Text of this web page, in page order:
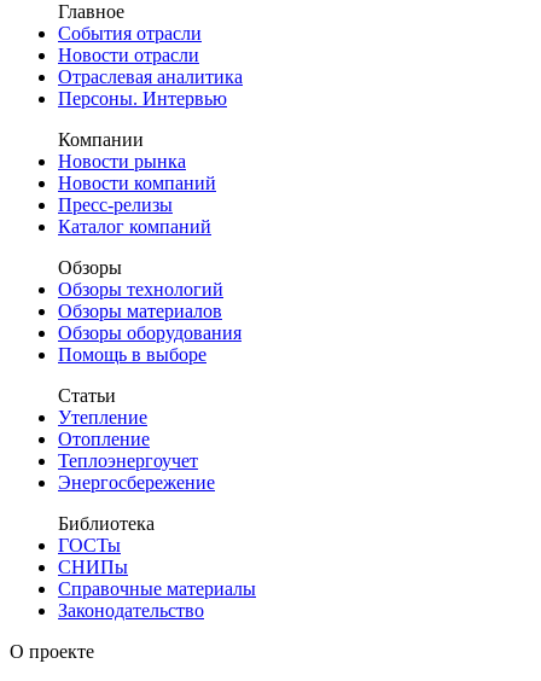
Главное
События отрасли
Новости отрасли
Отраслевая аналитика
Персоны. Интервью
Компании
Новости рынка
Новости компаний
Пресс-релизы
Каталог компаний
Обзоры
Обзоры технологий
Обзоры материалов
Обзоры оборудования
Помощь в выборе
Статьи
Утепление
Отопление
Теплоэнергоучет
Энергосбережение
Библиотека
ГОСТы
СНИПы
Справочные материалы
Законодательство
О проекте